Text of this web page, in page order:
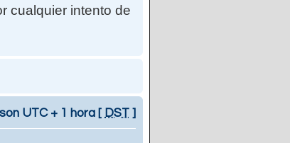
cualquier intento de
UTC + 1 hora [ DST ]